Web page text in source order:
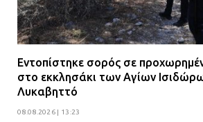
Εντοπίστηκε σορός σε
στο εκκλησάκι των Αγίων
Λυκαβηττό
08.08.2026 | 13:23